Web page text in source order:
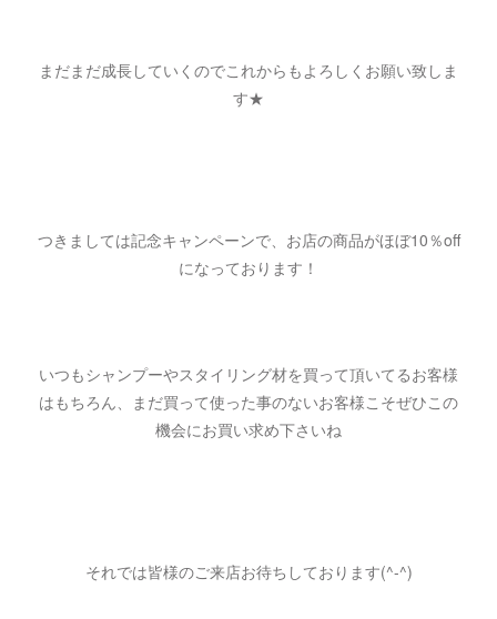
まだまだ成長していくのでこれからもよろしくお願い致しま
す★
つきましては記念キャンペーンで、お店の商品がほぼ10％off
になっております！
いつもシャンプーやスタイリング材を買って頂いてるお客様
はもちろん、まだ買って使った事のないお客様こそぜひこの
機会にお買い求め下さいね
それでは皆様のご来店お待ちしております(^-^)